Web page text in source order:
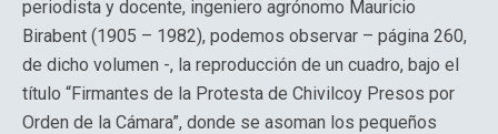
periodista y docente, ingeniero agrónomo Mauricio
Birabent (1905 – 1982), podemos observar – página 260,
de dicho volumen -, la reproducción de un cuadro, bajo el
título “Firmantes de la Protesta de Chivilcoy Presos por
Orden de la Cámara”, donde se asoman los pequeños